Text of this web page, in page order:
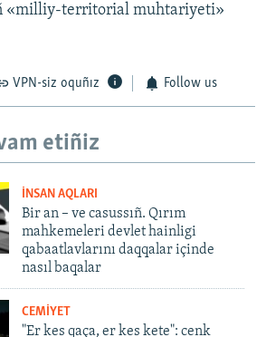
«milliy-territorial muhtariyeti»
VPN-siz oquñız Follow us
etiñiz
İNSAN AQLARI
Bir an – ve casussıñ. Qırım
mahkemeleri devlet hainligi
qabaatlavlarını daqqalar içinde
nasıl baqalar
CEMİYET
"Er kes qaça, er kes kete": cenk